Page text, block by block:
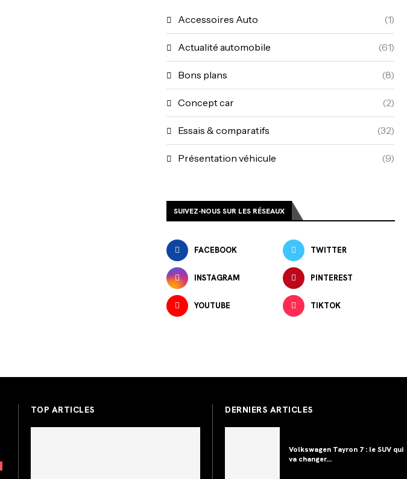
Accessoires Auto (1)
Actualité automobile (61)
Bons plans (8)
Concept car (2)
Essais & comparatifs (32)
Présentation véhicule (9)
SUIVEZ-NOUS SUR LES RÉSEAUX
FACEBOOK TWITTER
INSTAGRAM PINTEREST
YOUTUBE TIKTOK
TOP ARTICLES DERNIERS ARTICLES
Volkswagen Tayron 7 : le SUV qui
va changer...